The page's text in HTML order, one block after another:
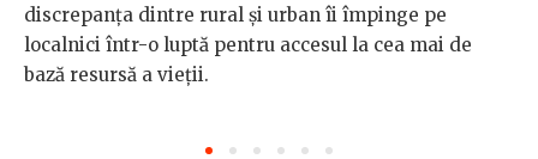
discrepanța dintre rural și urban îi împinge pe
localnici într-o luptă pentru accesul la cea mai de
bază resursă a vieții.